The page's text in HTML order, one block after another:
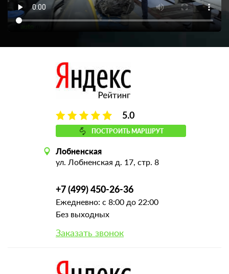
5.0
ПОСТРОИТЬ МАРШРУТ
Лобненская
ул. Лобненская д. 17, стр. 8
+7 (499) 450-26-36
Ежедневно: с 8:00 до 22:00
Без выходных
Заказать звонок